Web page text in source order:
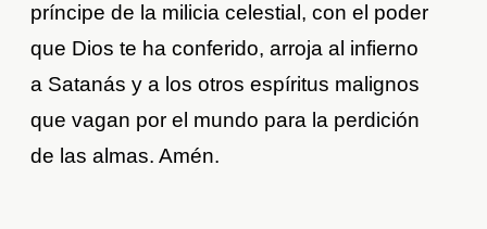
príncipe de la milicia celestial, con el poder
que Dios te ha conferido, arroja al infierno
a Satanás y a los otros espíritus malignos
que vagan por el mundo para la perdición
de las almas. Amén.